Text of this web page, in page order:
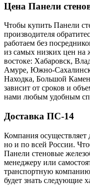
Цена Панели
Чтобы купить Панели
производителя
работаем без
из самых низких цен на
востоке: Хабаровск,
Амуре, Южно-
Находка, Большой
зависит от сроков и
нами любым удобным
Доставка ПС-14
Компания осуществляет
но и по всей России.
Панели стеновые
менеджеру или
транспортную
будет знать следующие